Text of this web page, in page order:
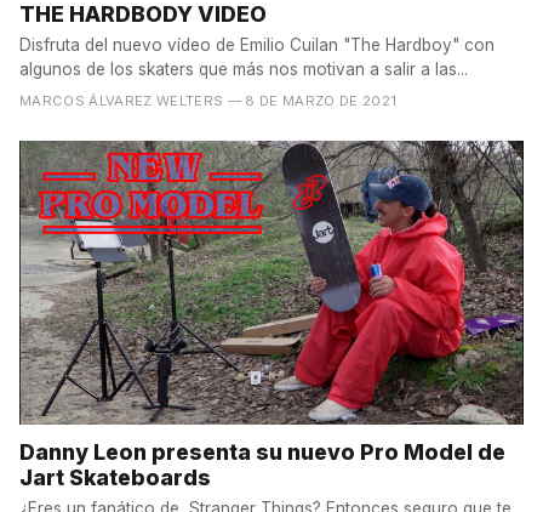
THE HARDBODY VIDEO
Disfruta del nuevo vídeo de Emilio Cuilan "The Hardboy" con
algunos de los skaters que más nos motivan a salir a las...
MARCOS ÁLVAREZ WELTERS — 8 DE MARZO DE 2021
Danny Leon presenta su nuevo Pro Model de
Jart Skateboards